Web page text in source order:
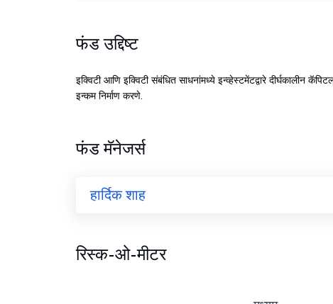
फंड उद्दिष्ट
इक्विटी आणि इक्विटी संबंधित साधनांमध्ये इन्व्हेस्टमेंटद्वारे दीर्घकालीन
इन्कम निर्माण करणे.
फंड मॅनेजर्स
हार्दिक शाह
रिस्क-ओ-मीटर